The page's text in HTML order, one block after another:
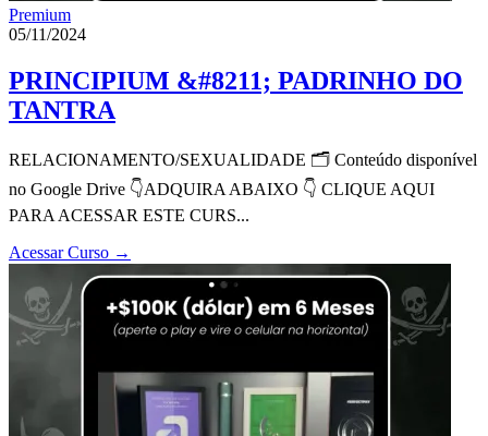
Premium
05/11/2024
PRINCIPIUM &#8211; PADRINHO DO
TANTRA
RELACIONAMENTO/SEXUALIDADE 🗂 Conteúdo disponível
no Google Drive 👇ADQUIRA ABAIXO 👇 CLIQUE AQUI
PARA ACESSAR ESTE CURS...
Acessar Curso →